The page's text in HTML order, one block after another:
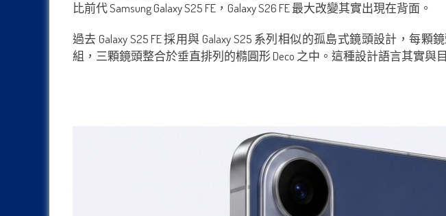
比前代 Samsung Galaxy S25 FE，Galaxy S26 FE 最大改變其實出現在背面。
過去 Galaxy S25 FE 採用與 Galaxy S25 系列相似的孤島式鏡頭設計，每
組，三顆鏡頭整合於垂直排列的橢圓形 Deco 之中。這種設計語言其實與目